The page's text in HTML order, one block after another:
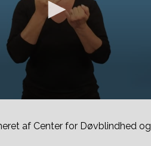
af Center for Døvblindhed og